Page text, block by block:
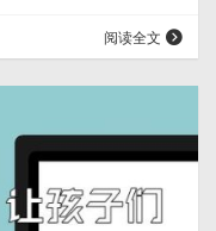
逐渐地培养出自己的
养孩子独立性的重要
阅读全文